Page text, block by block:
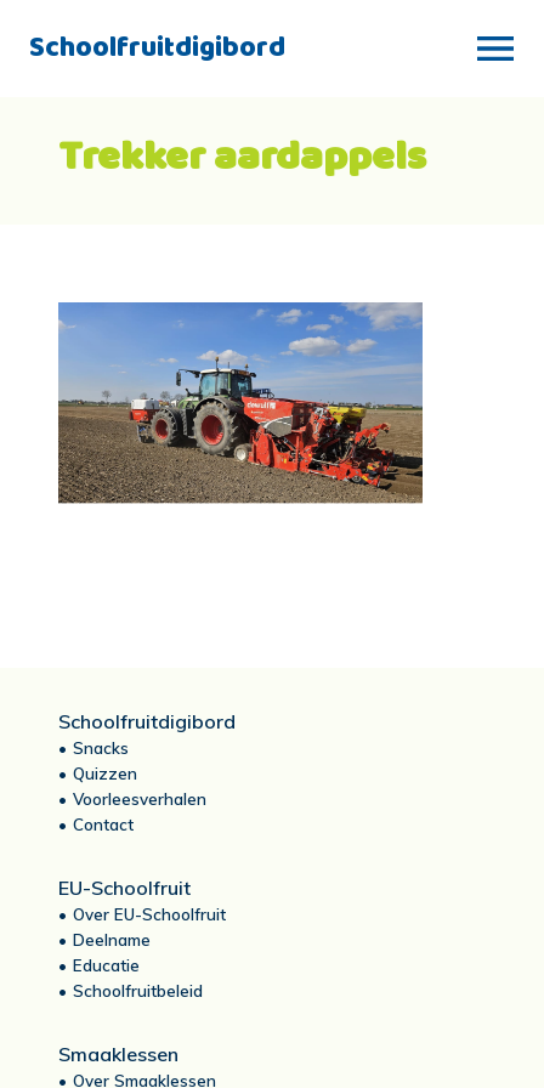
Schoolfruitdigibord
Trekker aardappels
Schoolfruitdigibord
Snacks
Quizzen
Voorleesverhalen
Contact
EU-Schoolfruit
Over EU-Schoolfruit
Deelname
Educatie
Schoolfruitbeleid
Smaaklessen
Over Smaaklessen